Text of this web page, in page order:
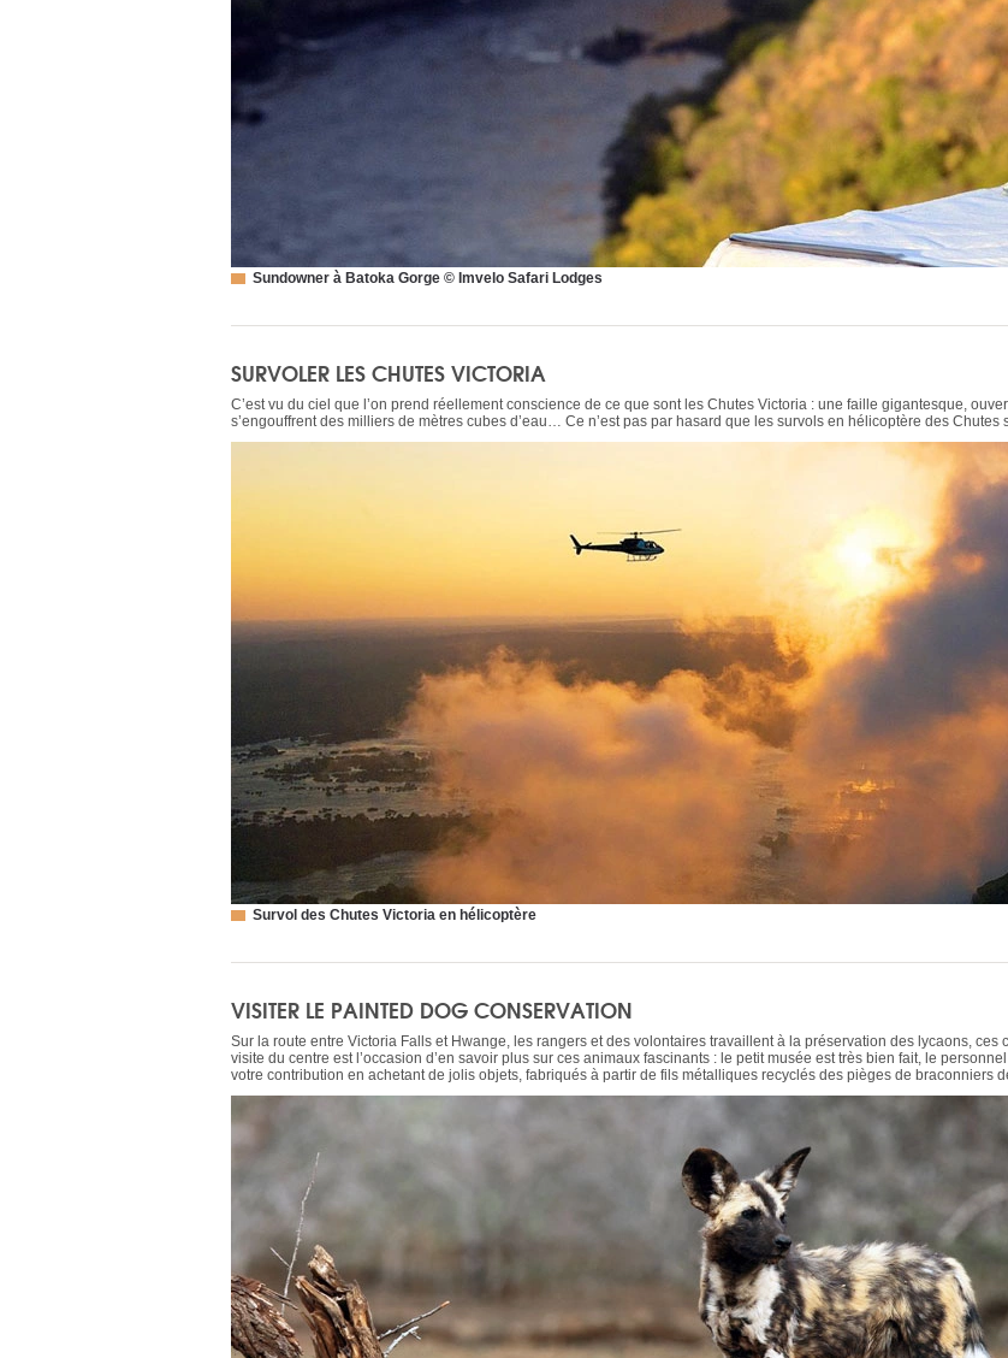
Sundowner à Batoka Gorge © Imvelo Safari Lodges
SURVOLER LES CHUTES VICTORIA
C’est vu du ciel que l’on prend réellement conscience de ce que sont les Chutes Victoria : une faille gigantesque,
s’engouffrent des milliers de mètres cubes d’eau… Ce n’est pas par hasard que les survols en hélicoptère des Chutes
Survol des Chutes Victoria en hélicoptère
VISITER LE PAINTED DOG CONSERVATION
Sur la route entre Victoria Falls et Hwange, les rangers et des volontaires travaillent à la préservation des lycaons,
visite du centre est l’occasion d’en savoir plus sur ces animaux fascinants : le petit musée est très bien fait, le
votre contribution en achetant de jolis objets, fabriqués à partir de fils métalliques recyclés des pièges de braconniers